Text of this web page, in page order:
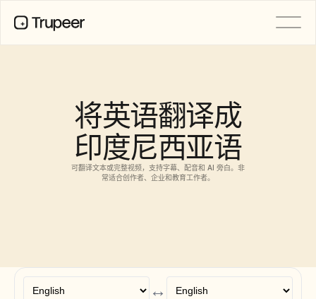
将英语翻译成
印度尼西亚语
可翻译文本或完整视频，支持字幕、配音和 AI 旁白。非
常适合创作者、企业和教育工作者。
↔
功能请求
文档模板